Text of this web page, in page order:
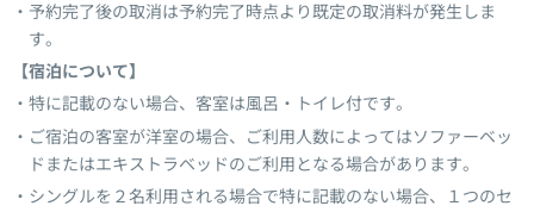
予約完了後の取消は予約完了時点より既定の取消料が発生しま
す。
【宿泊について】
特に記載のない場合、客室は風呂・トイレ付です。
ご宿泊の客室が洋室の場合、ご利用人数によってはソファーベッ
ドまたはエキストラベッドのご利用となる場合があります。
シングルを２名利用される場合で特に記載のない場合、１つのセ